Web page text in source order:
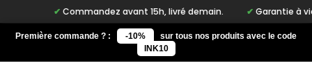
Commandez avant 15h, livré demain. Garantie à vie
Première commande ? : -10%
sur tous nos produits avec le code
INK10